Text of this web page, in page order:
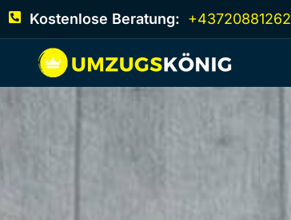
Kostenlose Beratung: +43720881262